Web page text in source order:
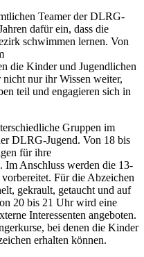
Teamer der DLRG-
dafür ein, dass die
schwimmen lernen. Von
die Kinder und Jugendlichen
nicht nur ihr Wissen weiter,
teil und engagieren sich in
Gruppen im
DLRG-Jugend. Von 18 bis
für ihre
Im Anschluss werden die 13-
Für die Abzeichen
gekrault, getaucht und auf
20 bis 21 Uhr wird eine
Interessenten angeboten.
bei denen die Kinder
erhalten können.